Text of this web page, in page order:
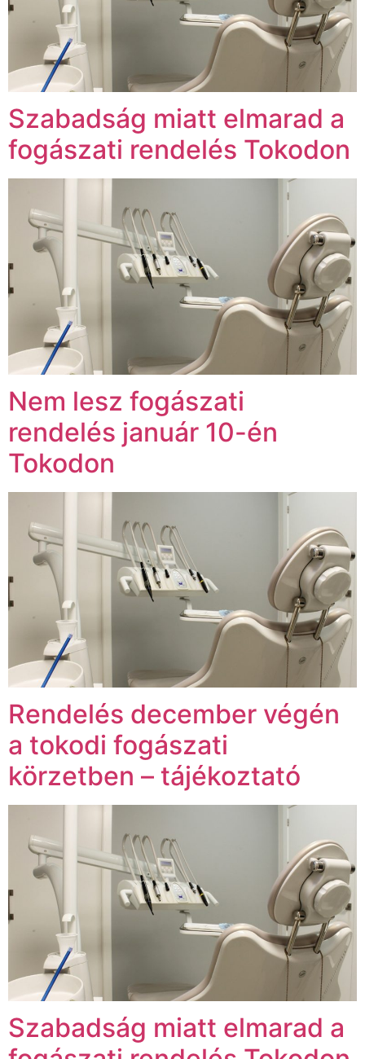
Szabadság miatt elmarad a
fogászati rendelés Tokodon
Nem lesz fogászati
rendelés január 10-én
Tokodon
Rendelés december végén
a tokodi fogászati
körzetben – tájékoztató
Szabadság miatt elmarad a